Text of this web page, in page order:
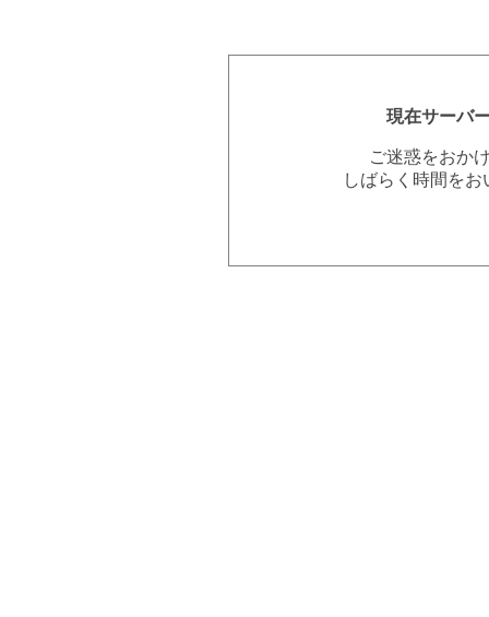
現在サーバ
ご迷惑をおか
しばらく時間を